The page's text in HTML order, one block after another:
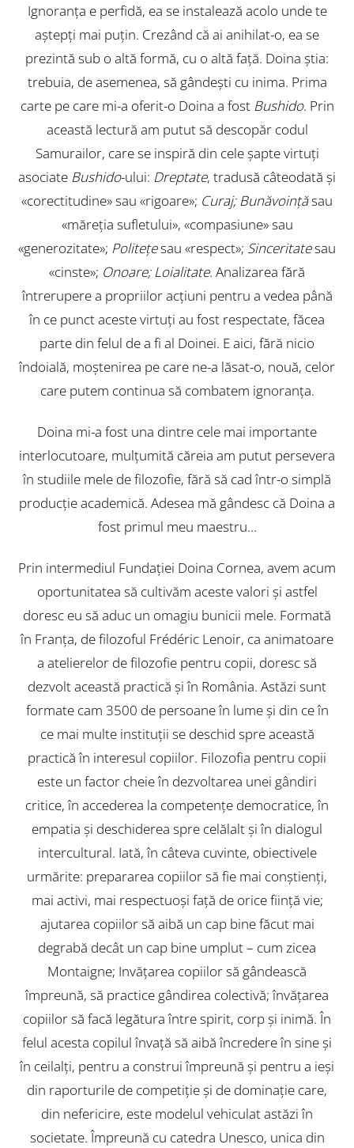
Ignoranţa e perfidă, ea se instalează acolo unde te
aştepţi mai puţin. Crezând că ai anihilat-o, ea se
prezintă sub o altă formă, cu o altă faţă. Doina ştia:
trebuia, de asemenea, să gândeşti cu inima. Prima
carte pe care mi-a oferit-o Doina a fost Bushido. Prin
această lectură am putut să descopăr codul
Samurailor, care se inspiră din cele şapte virtuţi
asociate Bushido-ului: Dreptate, tradusă câteodată şi
«corectitudine» sau «rigoare»; Curaj; Bunăvoinţăsau
«măreţia sufletului», «compasiune» sau
«generozitate»; Politeţesau «respect»; Sinceritatesau
«cinste»; Onoare; Loialitate. Analizarea fără
întrerupere a propriilor acţiuni pentru a vedea până
în ce punct aceste virtuţi au fost respectate, făcea
parte din felul de a fi al Doinei. E aici, fără nicio
îndoială, moştenirea pe care ne-a lăsat-o, nouă, celor
care putem continua să combatem ignoranţa.
Doina mi-a fost una dintre cele mai importante
interlocutoare, mulţumită căreia am putut persevera
în studiile mele de filozofie, fără să cad într-o simplă
producţie academică. Adesea mă gândesc că Doina a
fost primul meu maestru…
Prin intermediul Fundaţiei Doina Cornea, avem acum
oportunitatea să cultivăm aceste valori şi astfel
doresc eu să aduc un omagiu bunicii mele. Formată
în Franţa, de filozoful Frédéric Lenoir, ca animatoare
a atelierelor de filozofie pentru copii, doresc să
dezvolt această practică şi în România. Astăzi sunt
formate cam 3500 de persoane în lume şi din ce în
ce mai multe instituţii se deschid spre această
practică în interesul copiilor. Filozofia pentru copii
este un factor cheie în dezvoltarea unei gândiri
critice, în accederea la competenţe democratice, în
empatia şi deschiderea spre celălalt şi în dialogul
intercultural. Iată, în câteva cuvinte, obiectivele
urmărite: prepararea copiilor să fie mai conştienţi,
mai activi, mai respectuoşi faţă de orice fiinţă vie;
ajutarea copiilor să aibă un cap bine făcut mai
degrabă decât un cap bine umplut – cum zicea
Montaigne; Invăţarea copiilor să gândească
împreună, să practice gândirea colectivă; învăţarea
copiilor să facă legătura între spirit, corp şi inimă. În
felul acesta copilul învaţă să aibă încredere în sine şi
în ceilalţi, pentru a construi împreună şi pentru a ieşi
din raporturile de competiţie şi de dominaţie care,
din nefericire, este modelul vehiculat astăzi în
societate. Împreună cu catedra Unesco, unica din